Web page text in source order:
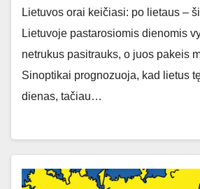
Lietuvos orai keičiasi: po lietaus –
Lietuvoje pastarosiomis dienomis
netrukus pasitrauks, o juos pakeis
Sinoptikai prognozuoja, kad lietus
dienas, tačiau…